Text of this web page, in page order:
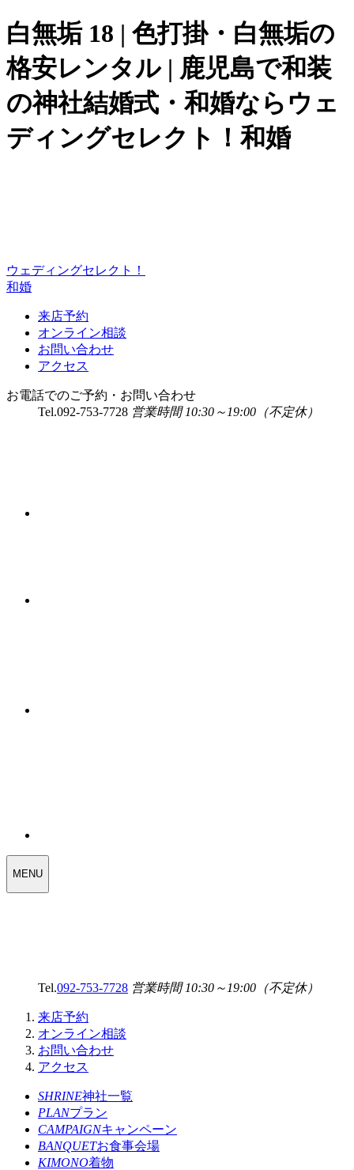
白無垢 18 | 色打掛・白無垢の
格安レンタル | 鹿児島で和装
の神社結婚式・和婚ならウェ
ディングセレクト！和婚
ウェディングセレクト！
和婚
来店予約
オンライン相談
お問い合わせ
アクセス
お電話でのご予約・お問い合わせ
Tel.092-753-7728 営業時間 10:30～19:00（不定休）
SELECT
MENU
Tel.092-753-7728 営業時間 10:30～19:00（不定休）
来店予約
オンライン相談
お問い合わせ
アクセス
SHRINE神社一覧
PLANプラン
CAMPAIGNキャンペーン
BANQUETお食事会場
KIMONO着物